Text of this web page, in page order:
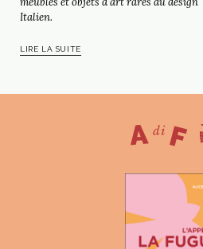
Italien.
LIRE LA SUITE